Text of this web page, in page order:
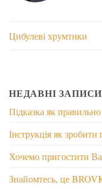
Цибулеві хрумтики
НЕДАВНІ ЗАПИСИ
Підказка як
Інструкція як
Хочемо пригостити
Знайомтесь, це